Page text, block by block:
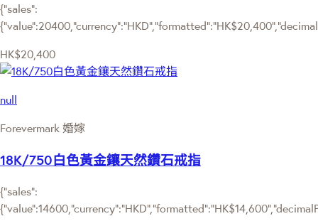
{"sales":
HK$20,400
null
Forevermark 婚嫁
18K/750白色黃金鑲天然鑽石戒指
{"sales":